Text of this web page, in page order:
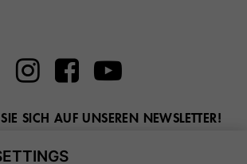
SICH AUF UNSEREN NEWSLETTER!